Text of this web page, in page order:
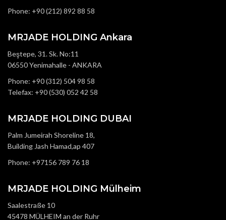
Phone: +90 (212) 892 88 58
MRJADE HOLDING Ankara
Beştepe, 31. Sk. No:11
06550 Yenimahalle - ANKARA
Phone: +90 (312) 504 98 58
Telefax: +90 (530) 052 42 58
MRJADE HOLDING DUBAI
Palm Jumeirah Shoreline 18,
Building Jash Hamad,ap 407
Phone: +97156 789 76 18
MRJADE HOLDING Mülheim
Saalestraße 10
45478 MÜLHEIM an der Ruhr